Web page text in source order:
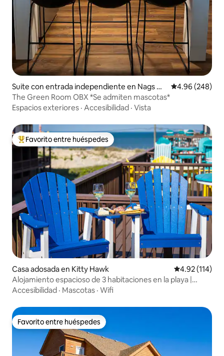
Suite con entrada independiente en Nags He
ad
Calificación
4.96 (248)
The Green Room OBX *Se admiten mascotas*
Espacios exteriores · Accesibilidad · Vista
De los mejores en Favorito entre huéspedes
Favorito entre huéspedes
Casa adosada en Kitty Hawk Calificación
4.92 (114)
Alojamiento espacioso de 3 habitaciones en la playa |
Piscina, bicicletas incluidas
Accesibilidad · Mascotas · Wifi
Favorito entre huéspedes
Favorito entre huéspedes